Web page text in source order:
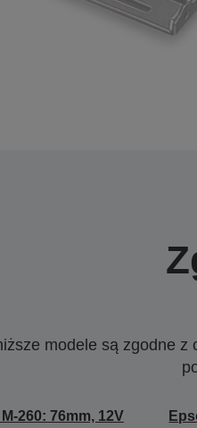
modele są zgodne z
260: 76mm, 12V